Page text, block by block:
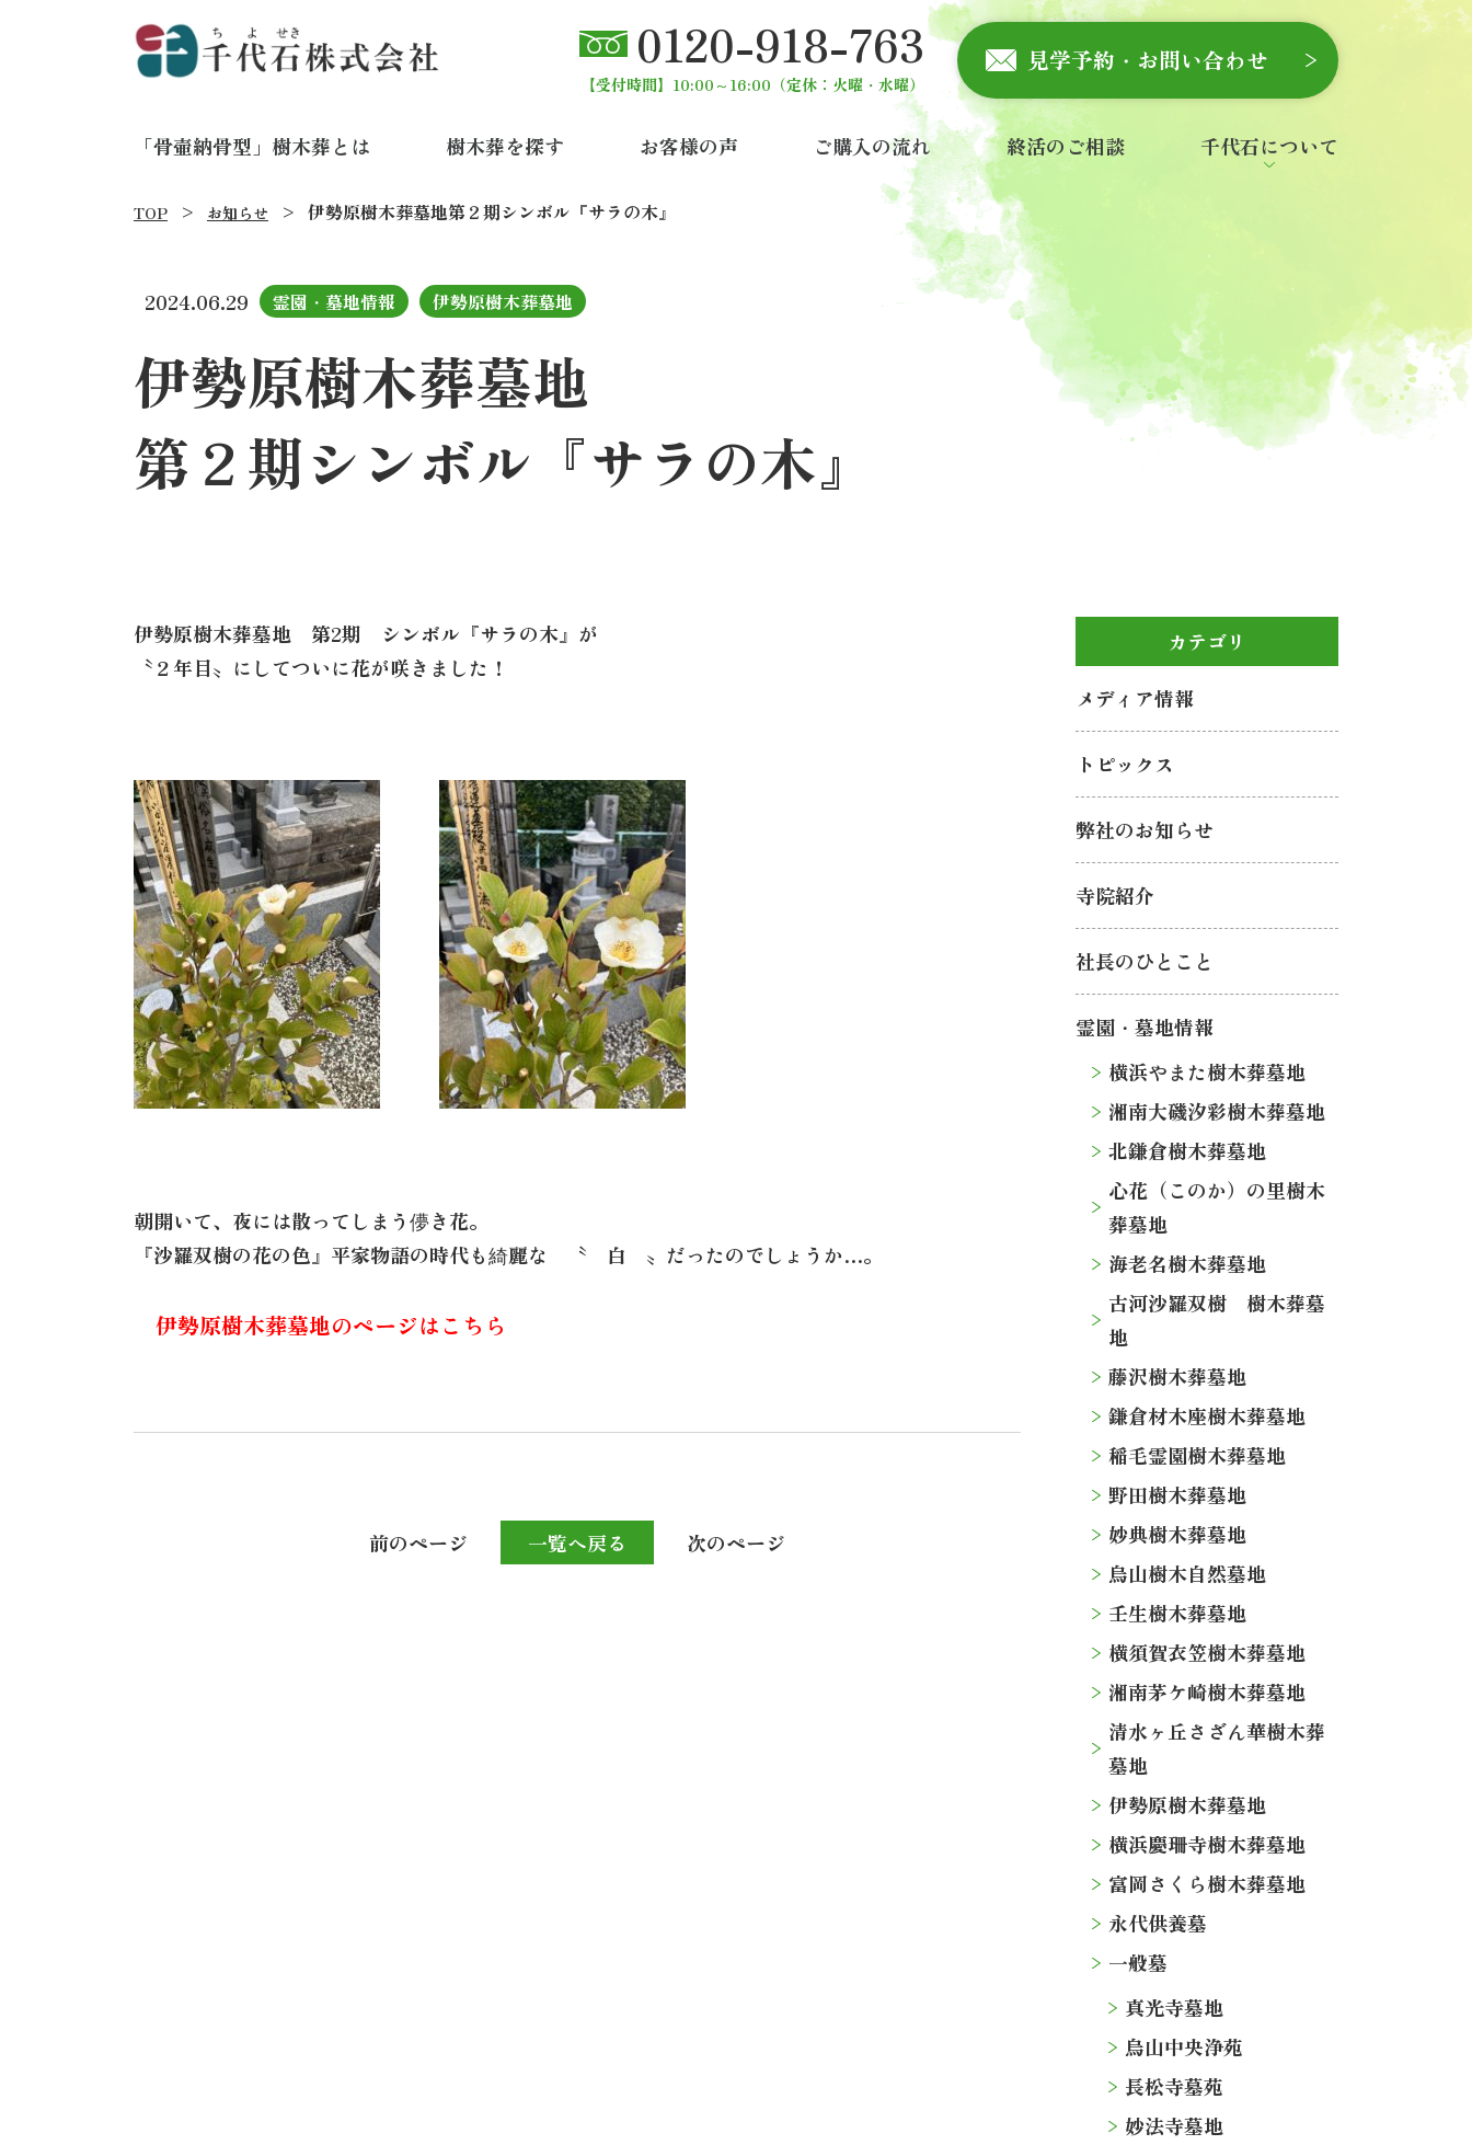
0120-918-763
【受付時間】10:00～16:00 （定休：火曜・水曜）
見学予約・お問い合わせ
「骨壷納骨型」樹木葬とは 樹木葬を探す お客様の声 ご購入の流れ 終活のご相談
千代石について
TOP お知らせ 伊勢原樹木葬墓地第２期シンボル『サラの木』
2024.06.29 霊園・墓地情報 伊勢原樹木葬墓地
伊勢原樹木葬墓地
第２期シンボル『サラの木』
伊勢原樹木葬墓地 第2期 シンボル『サラの木』が
〝２年目〟にしてついに花が咲きました！
朝開いて、夜には散ってしまう儚き花。
『沙羅双樹の花の色』平家物語の時代も綺麗な 〝 白 〟だったのでしょうか…。
伊勢原樹木葬墓地のページはこちら
前のページ 一覧へ戻る 次のページ
カテゴリ
メディア情報
トピックス
弊社のお知らせ
寺院紹介
社長のひとこと
霊園・墓地情報
横浜やまた樹木葬墓地
湘南大磯汐彩樹木葬墓地
北鎌倉樹木葬墓地
心花（このか）の里樹木
葬墓地
海老名樹木葬墓地
古河沙羅双樹 樹木葬墓
地
藤沢樹木葬墓地
鎌倉材木座樹木葬墓地
稲毛霊園樹木葬墓地
野田樹木葬墓地
妙典樹木葬墓地
烏山樹木自然墓地
壬生樹木葬墓地
横須賀衣笠樹木葬墓地
湘南茅ケ崎樹木葬墓地
清水ヶ丘さざん華樹木葬
墓地
伊勢原樹木葬墓地
横浜慶珊寺樹木葬墓地
富岡さくら樹木葬墓地
永代供養墓
一般墓
真光寺墓地
烏山中央浄苑
長松寺墓苑
妙法寺墓地